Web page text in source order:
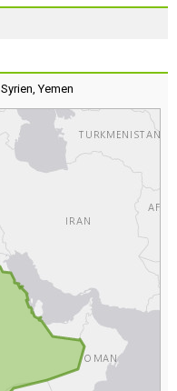
Syrien,Yemen